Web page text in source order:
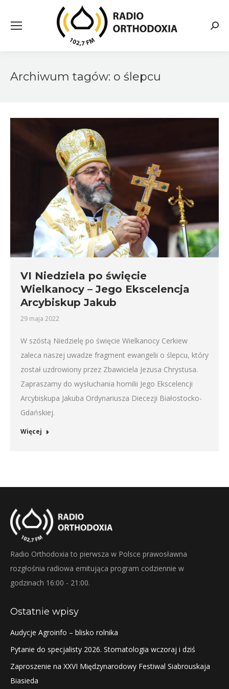
Archiwum tagów: o ślepcu
VI Niedziela po święcie
Wielkanocy – Jego Ekscelencja
Arcybiskup Jakub
29 maja 2022
W szóstą Niedzielę po święcie Wielkanocy Cerkiew
zaleca naszej uwadze fragment ewangelii o ślepcu, który
został uzdrowiony przez Zbawiciela Jezusa Chrystusa.
Zapraszamy do wysłuchania homilii Jego Ekscelencji
Arcybiskupa Jakuba Ordynariusza Diecezji Białostocko-
Gdańskiej.
Więcej
Radio Orthodoxia to pierwsza w Polsce prawosławna
rozgłośnia radiowa emitująca program codziennie w
godzinach 16:00 - 21:00.
Ostatnie wpisy
Audycje Agroinfo – blisko rolnika
Pytanie do specjalisty 2026. Stomatologia wczoraj i dziś
Zaproszenie na XXVI Międzynarodowy Festiwal Siabrouskaja
Biasieda